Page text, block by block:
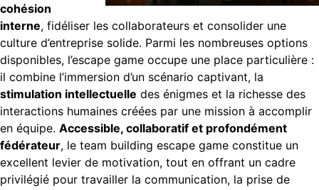
cohésion
interne, fidéliser les collaborateurs et consolider une
culture d’entreprise solide. Parmi les nombreuses options
disponibles, l’escape game occupe une place particulière :
il combine l’immersion d’un scénario captivant, la
stimulation intellectuelle des énigmes et la richesse des
interactions humaines créées par une mission à accomplir
en équipe. Accessible, collaboratif et profondément
fédérateur, le team building escape game constitue un
excellent levier de motivation, tout en offrant un cadre
privilégié pour travailler la communication, la prise de